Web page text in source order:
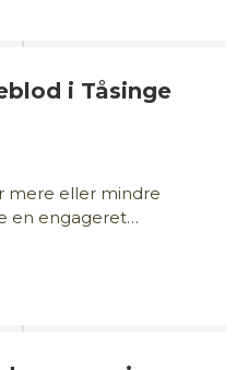
i Tåsinge
mere eller mindre
en engageret…